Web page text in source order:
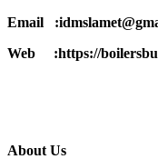
Email
Web :https://
About Us